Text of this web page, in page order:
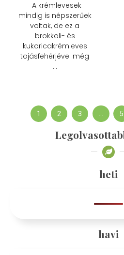
A krémlevesek
mindig is népszerűek
voltak, de ez a
brokkoli- és
kukoricakrémleves
tojásfehérjével még
…
1 2 3 … 5
heti
havi